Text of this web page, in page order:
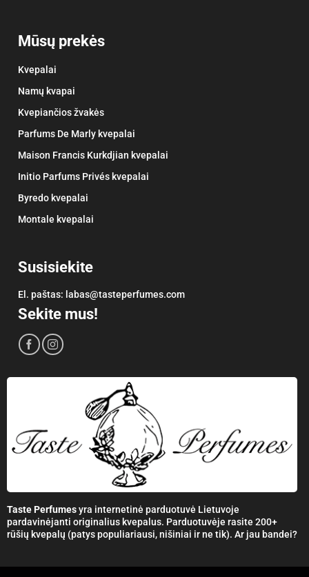
Mūsų prekės
Kvepalai
Namų kvapai
Kvepiančios žvakės
Parfums De Marly kvepalai
Maison Francis Kurkdjian kvepalai
Initio Parfums Privés kvepalai
Byredo kvepalai
Montale kvepalai
Susisiekite
El. paštas: labas@tasteperfumes.com
Sekite mus!
Taste Perfumesyra internetinė parduotuvė Lietuvoje
pardavinėjanti originalius kvepalus. Parduotuvėje rasite 200+
rūšių kvepalų (patys populiariausi, nišiniai ir ne tik). Ar jau bandei?